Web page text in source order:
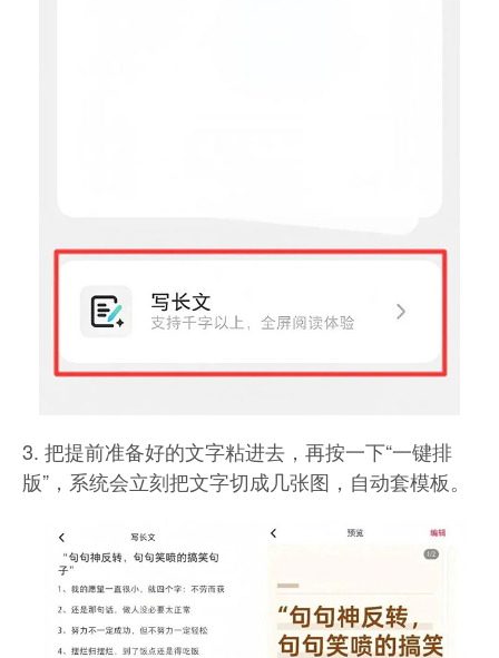
3. 把提前准备好的文字粘进去， 再按一下“一键排
版”， 系统会立刻把文字切成几张图，自动套模板。